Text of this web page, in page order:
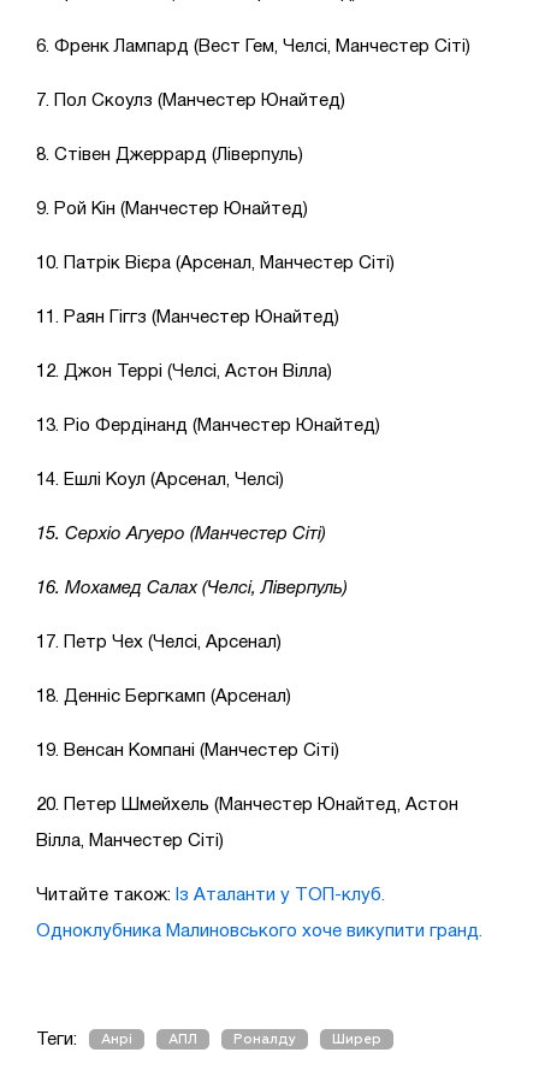
6. Френк Лампард (Вест Гем, Челсі, Манчестер Сіті)
7. Пол Скоулз (Манчестер Юнайтед)
8. Стівен Джеррард (Ліверпуль)
9. Рой Кін (Манчестер Юнайтед)
10. Патрік Вієра (Арсенал, Манчестер Сіті)
11. Раян Гіггз (Манчестер Юнайтед)
12. Джон Террі (Челсі, Астон Вілла)
13. Ріо Фердінанд (Манчестер Юнайтед)
14. Ешлі Коул (Арсенал, Челсі)
15. Серхіо Агуеро (Манчестер Сіті)
16. Мохамед Салах (Челсі, Ліверпуль)
17. Петр Чех (Челсі, Арсенал)
18. Денніс Бергкамп (Арсенал)
19. Венсан Компані (Манчестер Сіті)
20. Петер Шмейхель (Манчестер Юнайтед, Астон
Вілла, Манчестер Сіті)
Читайте також: Із Аталанти у ТОП-клуб.
Одноклубника Малиновського хоче викупити гранд.
Теги: Анрі АПЛ Роналду Ширер